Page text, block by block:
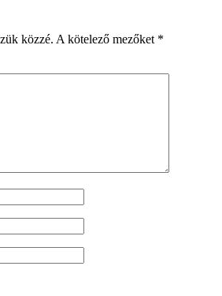
közzé. A kötelező mezőket *